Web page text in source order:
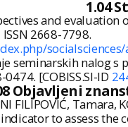
1.04
and
2668-7798.
seminarskih nalog
[COBISS.SI-ID
Objavljeni
FILIPOVIĆ,
to assess the